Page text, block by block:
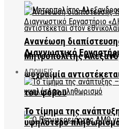
Μητροπολίτης
ψυχραιμία
του φόβου
Ανανέωση
Διαγνωστικό
ΑΠΟΨΕΙΣ
Το τίμημα της
υψηλότερο